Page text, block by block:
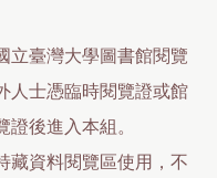
立臺灣大學圖書館閱覽
人士憑臨時閱覽證或館
證後進入本組。
藏資料閱覽區使用，不